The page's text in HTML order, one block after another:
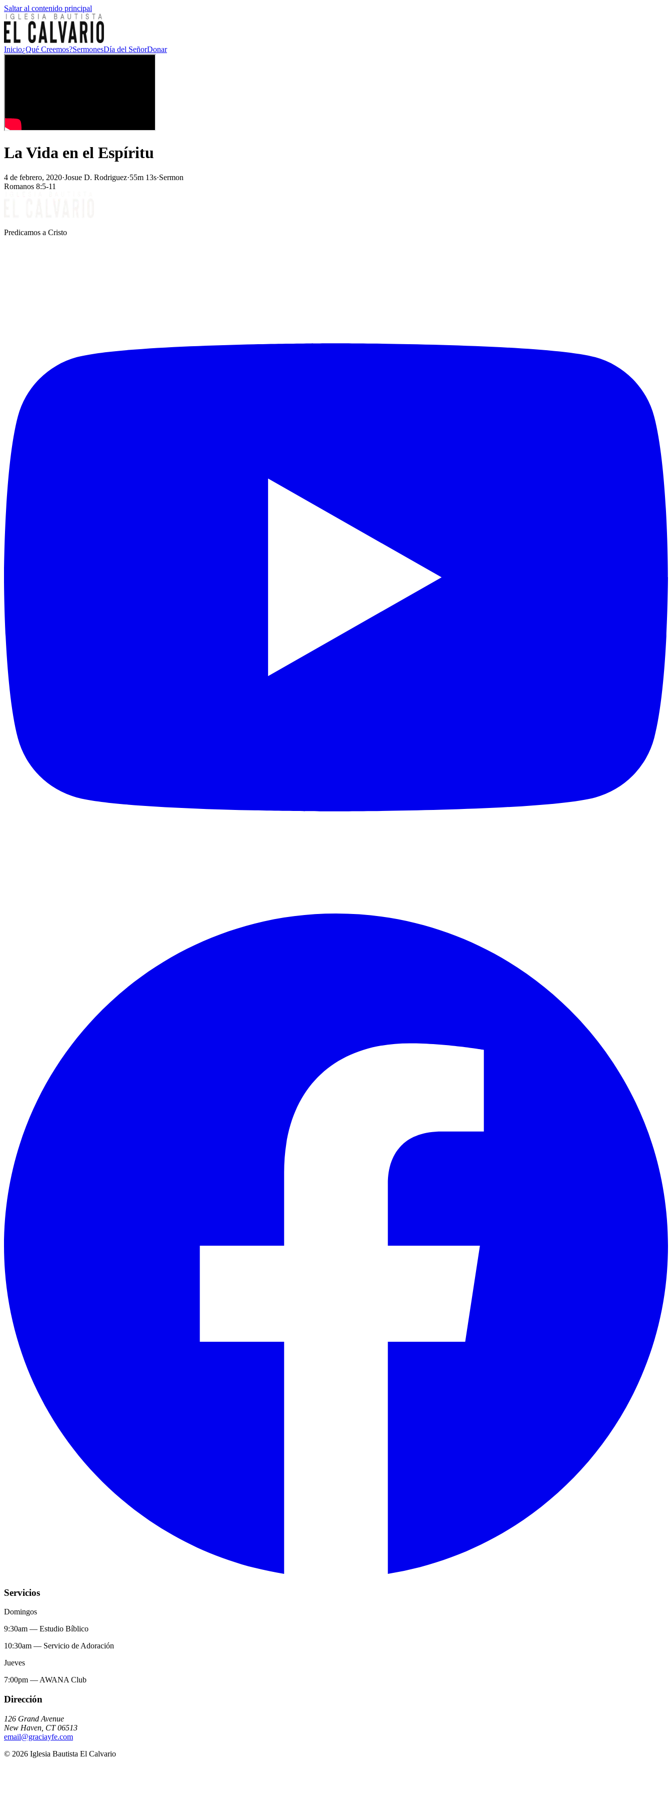
Saltar al contenido principal
Inicio¿Qué Creemos?SermonesDía del SeñorDonar
La Vida en el Espíritu
4 de febrero, 2020·Josue D. Rodriguez·55m 13s·Sermon
Romanos 8:5-11
Predicamos a Cristo
Servicios
Domingos
9:30am — Estudio Bíblico
10:30am — Servicio de Adoración
Jueves
7:00pm — AWANA Club
Dirección
126 Grand Avenue
New Haven CT 06513
email@graciayfe.com
© 2026 Iglesia Bautista El Calvario